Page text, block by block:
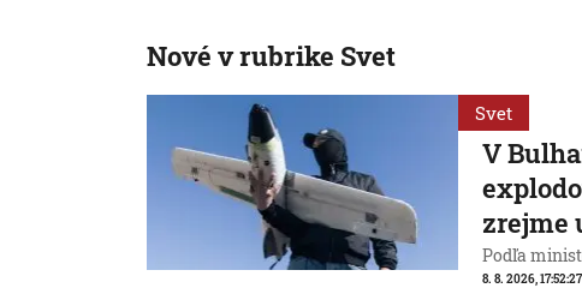
Nové v rubrike Svet
Svet
V
zrejme
Podľa
8. 8. 2026, 17:52:27